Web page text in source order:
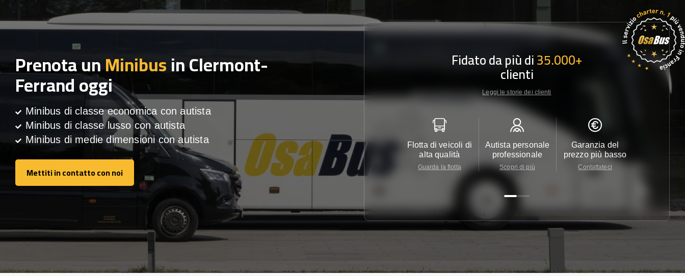
Prenota unMinibusin Clermont-
Ferrand oggi
Minibus di classe economica con autista
Minibus di classe lusso con autista
Minibus di medie dimensioni con autista
Mettiti in contatto con noi
Mettiti in contatto con noi
Fidato da più di35.000+
clienti
Leggi le storie dei clienti
Flotta di veicoli di
alta qualità
Guarda la flotta
Autista personale
professionale
Scopri di più
Garanzia del
prezzo più basso
Contattateci